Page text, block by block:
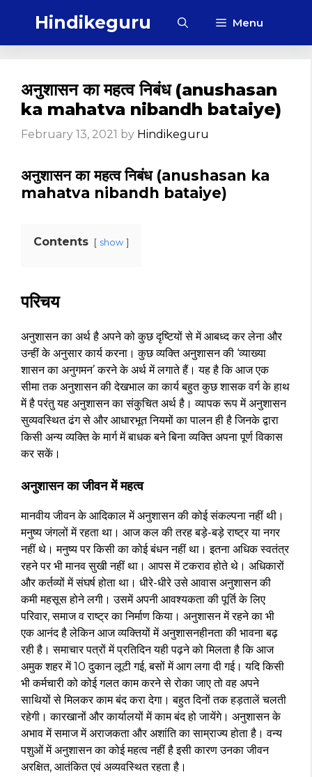
Hindikeguru Menu
अनुशासन का महत्व निबंध (anushasan
ka mahatva nibandh bataiye)
February 13, 2021 by Hindikeguru
अनुशासन का महत्व निबंध (anushasan ka
mahatva nibandh bataiye)
Contents show
परिचय
अनुशासन का अर्थ है अपने को कुछ दृष्टियों से में आबध्द कर लेना और
उन्हीं के अनुसार कार्य करना। कुछ व्यक्ति अनुशासन की ‘व्याख्या
शासन का अनुगमन’ करने के अर्थ में लगाते हैं। यह है कि आज एक
सीमा तक अनुशासन की देखभाल का कार्य बहुत कुछ शासक वर्ग के हाथ
में है परंतु यह अनुशासन का संकुचित अर्थ है। व्यापक रूप में अनुशासन
सुव्यवस्थित ढंग से और आधारभूत नियमों का पालन ही है जिनके द्वारा
किसी अन्य व्यक्ति के मार्ग में बाधक बने बिना व्यक्ति अपना पूर्ण विकास
कर सकें।
अनुशासन का जीवन में महत्व
मानवीय जीवन के आदिकाल में अनुशासन की कोई संकल्पना नहीं थी।
मनुष्य जंगलों में रहता था। आज कल की तरह बड़े-बड़े राष्ट्र या नगर
नहीं थे। मनुष्य पर किसी का कोई बंधन नहीं था। इतना अधिक स्वतंत्र
रहने पर भी मानव सुखी नहीं था। आपस में टकराव होते थे। अधिकारों
और कर्तव्यों में संघर्ष होता था। धीरे-धीरे उसे आवास अनुशासन की
कमी महसूस होने लगी। उसमें अपनी आवश्यकता की पूर्ति के लिए
परिवार, समाज व राष्ट्र का निर्माण किया। अनुशासन में रहने का भी
एक आनंद है लेकिन आज व्यक्तियों में अनुशासनहीनता की भावना बढ़
रही है। समाचार पत्रों में प्रतिदिन यही पढ़ने को मिलता है कि आज
अमुक शहर में 10 दुकान लूटी गई, बसों में आग लगा दी गई। यदि किसी
भी कर्मचारी को कोई गलत काम करने से रोका जाए तो वह अपने
साथियों से मिलकर काम बंद करा देगा। बहुत दिनों तक हड़तालें चलती
रहेगी। कारखानों और कार्यालयों में काम बंद हो जायेंगे। अनुशासन के
अभाव में समाज में अराजकता और अशांति का साम्राज्य होता है। वन्य
पशुओं में अनुशासन का कोई महत्व नहीं है इसी कारण उनका जीवन
अरक्षित, आतंकित एवं अव्यवस्थित रहता है।